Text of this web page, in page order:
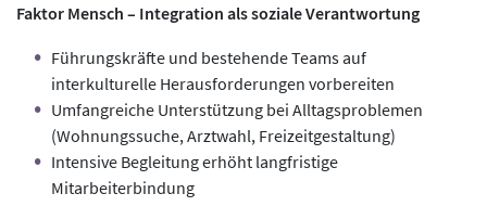
Faktor Mensch – Integration als soziale Verantwortung
Führungskräfte und bestehende Teams auf
interkulturelle Herausforderungen vorbereiten
Umfangreiche Unterstützung bei Alltagsproblemen
(Wohnungssuche, Arztwahl, Freizeitgestaltung)
Intensive Begleitung erhöht langfristige
Mitarbeiterbindung